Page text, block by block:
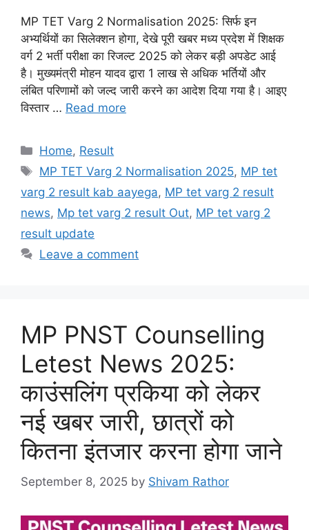
MP TET Varg 2 Normalisation 2025: सिर्फ इन
अभ्यर्थियों का सिलेक्शन होगा, देखे पूरी खबर मध्य प्रदेश में शिक्षक
वर्ग 2 भर्ती परीक्षा का रिजल्ट 2025 को लेकर बड़ी अपडेट आई
है। मुख्यमंत्री मोहन यादव द्वारा 1 लाख से अधिक भर्तियों और
लंबित परिणामों को जल्द जारी करने का आदेश दिया गया है। आइए
विस्तार … Read more
Categories
Home, Result
Tags
MP TET Varg 2 Normalisation 2025, MP tet
varg 2 result kab aayega, MP tet varg 2 result
news, Mp tet varg 2 result Out, MP tet varg 2
result update
Leave a comment
MP PNST Counselling
Letest News 2025:
काउंसलिंग प्रकिया को लेकर
नई खबर जारी, छात्रों को
कितना इंतजार करना होगा जाने
September 8, 2025 by Shivam Rathor